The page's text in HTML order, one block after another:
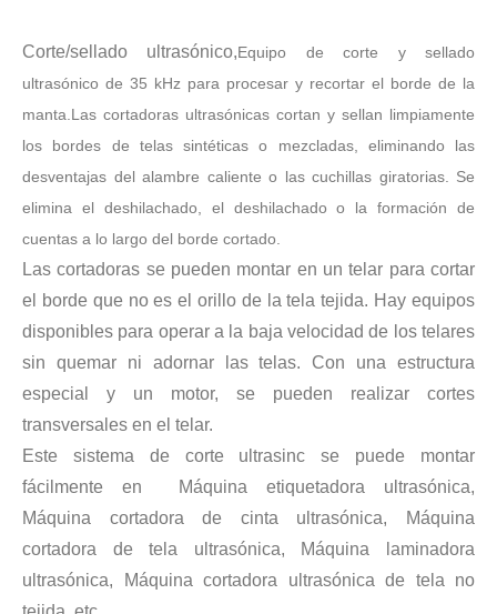
Tecnología de esterilización e inactivación ultrasónica
Actualmente, la investigación sobre la extracción de antioxidantes y
Corte/sellado ultrasónico,Equipo de corte y sellado
ultrasónico de 35 kHz para procesar y recortar el borde de la
manta. Las cortadoras ultrasónicas cortan y sellan limpiamente
los bordes de telas sintéticas o mezcladas, eliminando las
desventajas del alambre caliente o las cuchillas giratorias. Se
elimina el deshilachado, el deshilachado o la formación de
cuentas a lo largo del borde cortado.
Las cortadoras se pueden montar en un telar para cortar
el borde que no es el orillo de la tela tejida. Hay equipos
disponibles para operar a la baja velocidad de los telares
sin quemar ni adornar las telas. Con una estructura
especial y un motor, se pueden realizar cortes
transversales en el telar.
Este sistema de corte ultrasinc se puede montar
fácilmente en Máquina etiquetadora ultrasónica,
Máquina cortadora de cinta ultrasónica, Máquina
cortadora de tela ultrasónica, Máquina laminadora
ultrasónica, Máquina cortadora ultrasónica de tela no